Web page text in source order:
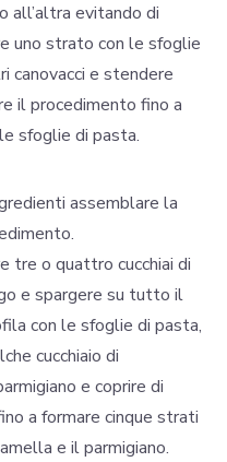
all’altra evitando di
uno strato con le sfoglie
canovacci e stendere
il procedimento fino a
sfoglie di pasta.
assemblare la
tre o quattro cucchiai di
e spargere su tutto il
con le sfoglie di pasta,
cucchiaio di
e coprire di
a formare cinque strati
e il parmigiano.